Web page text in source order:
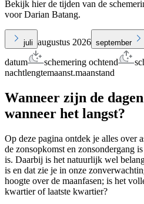
Bekijk hier de tijden van de
voor Darian Batang.
juli augustus 2026 september
datum schemering ochtend
nachtlengtemaanst.maanstand
Wanneer zijn de
wanneer het langst?
Op deze pagina ontdek je alles over
de zonsopkomst en zonsondergang
is. Daarbij is het natuurlijk wel
is en dat zie je in onze
hoogte over de maanfasen; is het
kwartier of laatste kwartier?